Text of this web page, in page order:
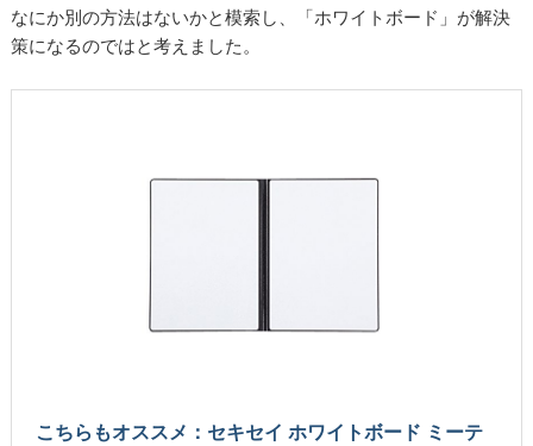
なにか別の方法はないかと模索し、「ホワイトボード」が解決
策になるのではと考えました。
こちらもオススメ：セキセイ ホワイトボード ミーテ